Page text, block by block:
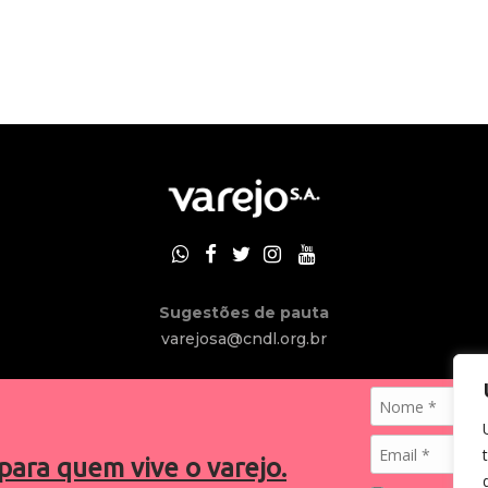
quem vive o varejo.
Sugestões de pauta
varejosa@cndl.org.br